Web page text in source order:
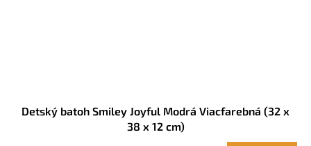
Detský batoh Smiley Joyful Modrá Viacfarebná (32 x
38 x 12 cm)